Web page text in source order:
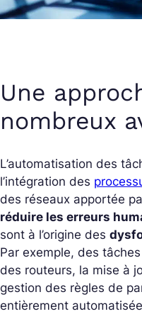
Une
nombreux
L’automatisation des
l’intégration des
des réseaux apportée
réduire les erreurs
sont à l’origine des
Par exemple, des
des routeurs, la mise à
gestion des règles de
entièrement